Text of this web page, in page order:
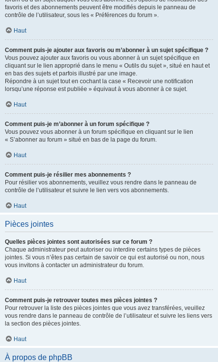
favoris et des abonnements peuvent être modifiés depuis le panneau de
contrôle de l’utilisateur, sous les « Préférences du forum ».
Haut
Comment puis-je ajouter aux favoris ou m’abonner à un sujet spécifique ?
Vous pouvez ajouter aux favoris ou vous abonner à un sujet spécifique en
cliquant sur le lien approprié dans le menu « Outils du sujet », situé en haut et
en bas des sujets et parfois illustré par une image.
Répondre à un sujet tout en cochant la case « Recevoir une notification
lorsqu’une réponse est publiée » équivaut à vous abonner à ce sujet.
Haut
Comment puis-je m’abonner à un forum spécifique ?
Vous pouvez vous abonner à un forum spécifique en cliquant sur le lien
« S’abonner au forum » situé en bas de la page du forum.
Haut
Comment puis-je résilier mes abonnements ?
Pour résilier vos abonnements, veuillez vous rendre dans le panneau de
contrôle de l’utilisateur et suivre le lien vers vos abonnements.
Haut
Pièces jointes
Quelles pièces jointes sont autorisées sur ce forum ?
Chaque administrateur peut autoriser ou interdire certains types de pièces
jointes. Si vous n’êtes pas certain de savoir ce qui est autorisé ou non, nous
vous invitons à contacter un administrateur du forum.
Haut
Comment puis-je retrouver toutes mes pièces jointes ?
Pour retrouver la liste des pièces jointes que vous avez transférées, veuillez
vous rendre dans le panneau de contrôle de l’utilisateur et suivre les liens vers
la section des pièces jointes.
Haut
À propos de phpBB